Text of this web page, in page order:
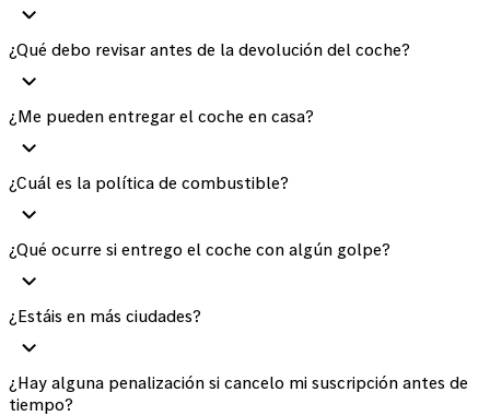
¿Qué debo revisar antes de la devolución del coche?
¿Me pueden entregar el coche en casa?
¿Cuál es la política de combustible?
¿Qué ocurre si entrego el coche con algún golpe?
¿Estáis en más ciudades?
¿Hay alguna penalización si cancelo mi suscripción antes de
tiempo?